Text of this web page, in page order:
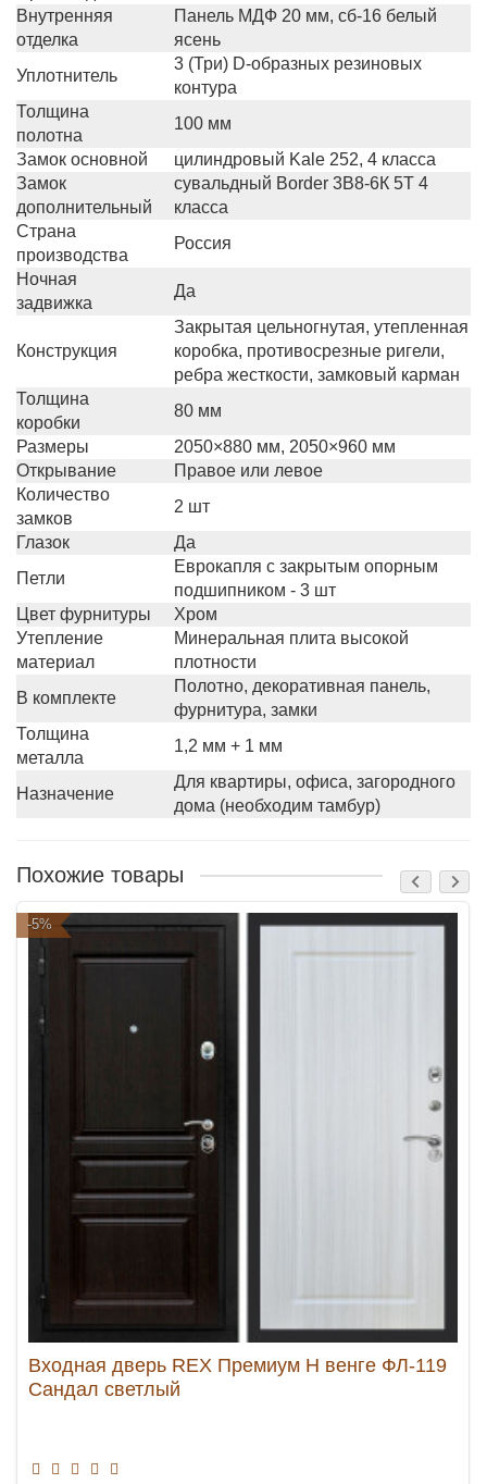
Внутренняя
отделка
Панель МДФ 20 мм, сб-16 белый
ясень
Уплотнитель
3 (Три) D-образных резиновых
контура
Толщина
полотна
100 мм
Замок основной
цилиндровый Kale 252, 4 класса
Замок
дополнительный
сувальдный Border 3В8-6К 5Т 4
класса
Страна
производства
Россия
Ночная
задвижка
Да
Конструкция
Закрытая цельногнутая, утепленная
коробка, противосрезные ригели,
ребра жесткости, замковый карман
Толщина
коробки
80 мм
Размеры
2050×880 мм, 2050×960 мм
Открывание
Правое или левое
Количество
замков
2 шт
Глазок
Да
Петли
Еврокапля с закрытым опорным
подшипником - 3 шт
Цвет фурнитуры
Хром
Утепление
материал
Минеральная плита высокой
плотности
В комплекте
Полотно, декоративная панель,
фурнитура, замки
Толщина
металла
1,2 мм + 1 мм
Назначение
Для квартиры, офиса, загородного
дома (необходим тамбур)
Похожие товары
-5%
Входная дверь REX Премиум H венге ФЛ-119
Сандал светлый